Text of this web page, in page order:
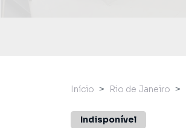
Início Rio de Janeiro
Indisponível